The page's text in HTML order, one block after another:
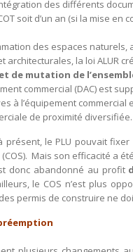
des différents
soit d’un an (si la mise
des espaces
la loi ALUR
mutation de
commercial (DAC) est
à l’équipement
de proximité diversifiée.
présent, le PLU pouvait
(COS). Mais son efficacité a
donc abandonné au profit
le COS n’est plus
permis de construire ne